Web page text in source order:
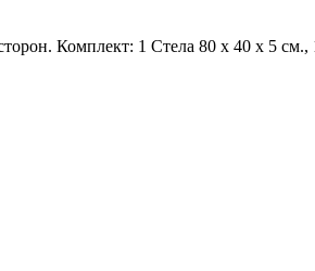
Комплект: 1 Стела 80 x 40 x 5